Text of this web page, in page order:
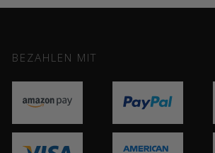
BEZAHLEN MIT